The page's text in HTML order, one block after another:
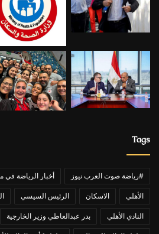
Tags
#رياضة صوت العرب نيوز أخبار الرياضة في
الأهلي الاسكان الرئيس السيسي
النادي الأهلي بدر عبدالعاطي وزير الخارجية